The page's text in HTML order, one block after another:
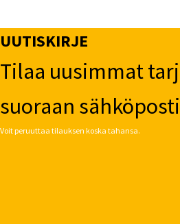
UUTISKIRJE
Tilaa uusimmat
suoraan
Voit peruuttaa tilauksen koska tahansa.